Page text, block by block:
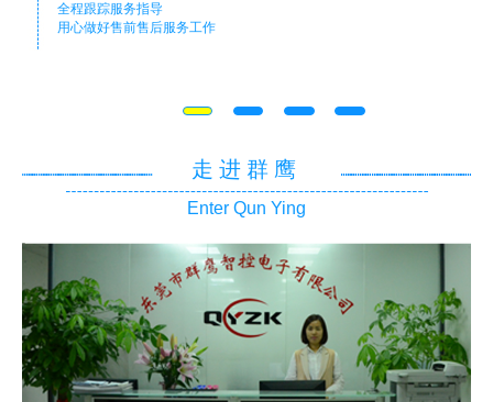
全程跟踪服务指导
用心做好售前售后服务工作
走进群鹰
Enter Qun Ying